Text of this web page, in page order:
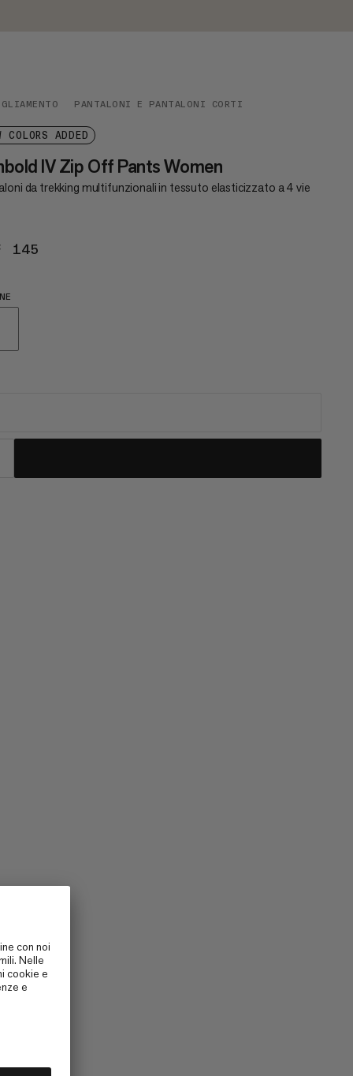
PANTALONI E PANTALONI CORTI
COLORS ADDED
IV Zip Off Pants Women
da trekking multifunzionali in tessuto elasticizzato a 4 vie
145